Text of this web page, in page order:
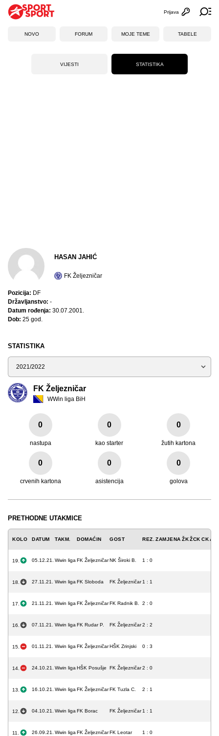
Otvori
Prijava
NOVO FORUM MOJE TEME TABELE
VIJESTI STATISTIKA
STATISTIKA
Sezona
FK Željezničar
WWin liga BiH
0
nastupa
0
kao starter
0
žutih kartona
0
crvenih kartona
0
asistencija
0
golova
PRETHODNE UTAKMICE
KOLO DATUM TAKM. DOMAĆIN GOST REZ. ZAMJENA ŽKŽCK CKA
19. 05.12.21. Wwin liga FK ŽeljezničarNK Široki B. 1 : 0
18. 27.11.21. Wwin liga FK Sloboda FK Željezničar 1 : 1
17. 21.11.21. Wwin liga FK ŽeljezničarFK Radnik B. 2 : 0
16. 07.11.21. Wwin liga FK Rudar P. FK Željezničar2 : 2
15. 01.11.21. Wwin liga FK ŽeljezničarHŠK Zrinjski 0 : 3
14. 24.10.21. Wwin liga HŠK Posušje FK Željezničar2 : 0
13. 16.10.21. Wwin liga FK ŽeljezničarFK Tuzla C. 2 : 1
12. 04.10.21. Wwin liga FK Borac FK Željezničar 1 : 1
11. 26.09.21. Wwin liga FK ŽeljezničarFK Leotar 1 : 0
HASAN JAHIĆ
FK Željezničar
Pozicija: DF
Državljanstvo: -
Datum rođenja: 30.07.2001.
Dob: 25 god.